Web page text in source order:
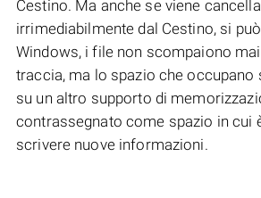
Cestino. Ma anche se viene
irrimediabilmente dal Cestino, si
Windows, i file non scompaiono
traccia, ma lo spazio che occupano
su un altro supporto di
contrassegnato come spazio in cui
scrivere nuove informazioni.